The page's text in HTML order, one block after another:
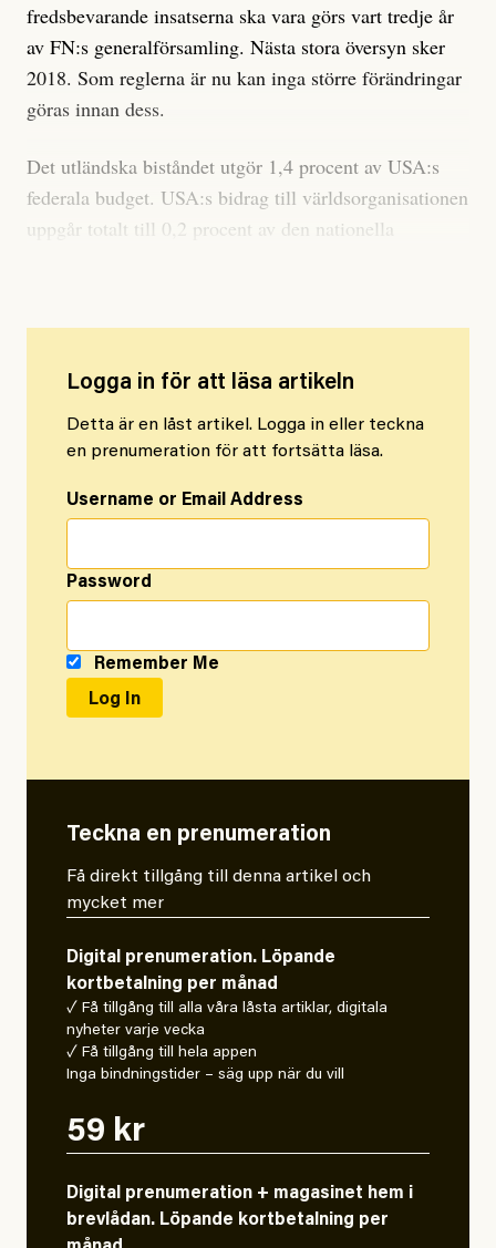
fredsbevarande insatserna ska vara görs vart tredje år
av FN:s generalförsamling. Nästa stora översyn sker
2018. Som reglerna är nu kan inga större förändringar
göras innan dess.
Det utländska biståndet utgör 1,4 procent av USA:s
federala budget. USA:s bidrag till världsorganisationen
uppgår totalt till 0,2 procent av den nationella
Logga in för att läsa artikeln
Detta är en låst artikel. Logga in eller teckna
en prenumeration för att fortsätta läsa.
Username or Email Address
Password
Remember Me
Teckna en prenumeration
Få direkt tillgång till denna artikel och
mycket mer
Digital prenumeration. Löpande
kortbetalning per månad
✓ Få tillgång till alla våra låsta artiklar, digitala
nyheter varje vecka
✓ Få tillgång till hela appen
Inga bindningstider – säg upp när du vill
59 kr
Digital prenumeration + magasinet hem i
brevlådan. Löpande kortbetalning per